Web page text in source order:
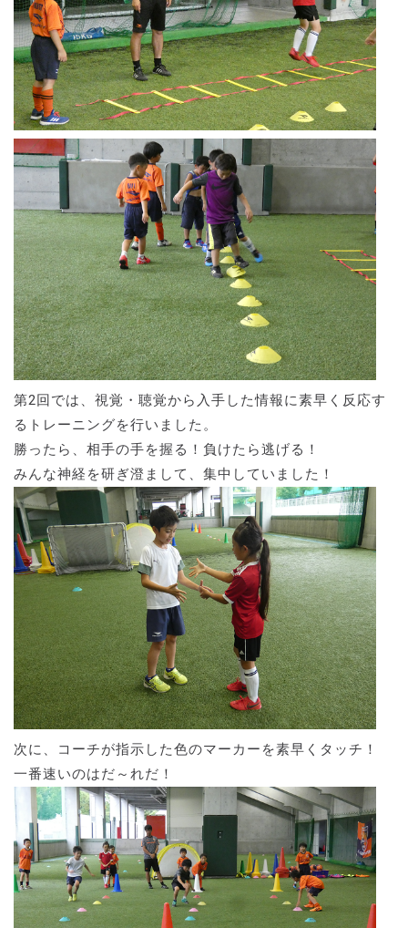
第2回では、視覚・聴覚から入手した情報に素早く反応す
るトレーニングを行いました。
勝ったら、相手の手を握る！負けたら逃げる！
みんな神経を研ぎ澄まして、集中していました！
次に、コーチが指示した色のマーカーを素早くタッチ！
一番速いのはだ～れだ！